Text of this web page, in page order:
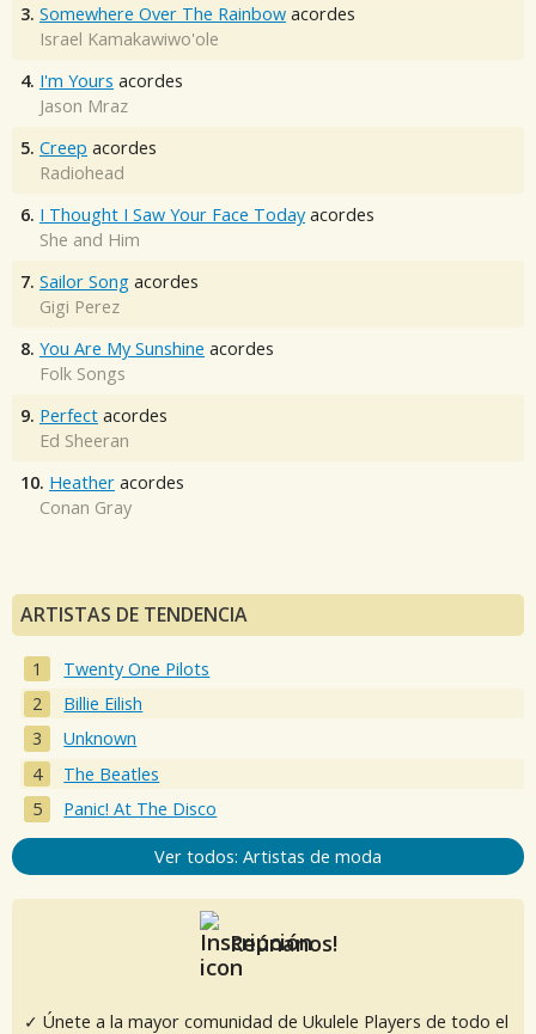
3. Somewhere Over The Rainbow acordes
Israel Kamakawiwo'ole
4. I'm Yours acordes
Jason Mraz
5. Creep acordes
Radiohead
6. I Thought I Saw Your Face Today acordes
She and Him
7. Sailor Song acordes
Gigi Perez
8. You Are My Sunshine acordes
Folk Songs
9. Perfect acordes
Ed Sheeran
10. Heather acordes
Conan Gray
ARTISTAS DE TENDENCIA
Twenty One Pilots
Billie Eilish
Unknown
The Beatles
Panic! At The Disco
Ver todos: Artistas de moda
Reúnanos!
✓ Únete a la mayor comunidad de Ukulele Players de todo el